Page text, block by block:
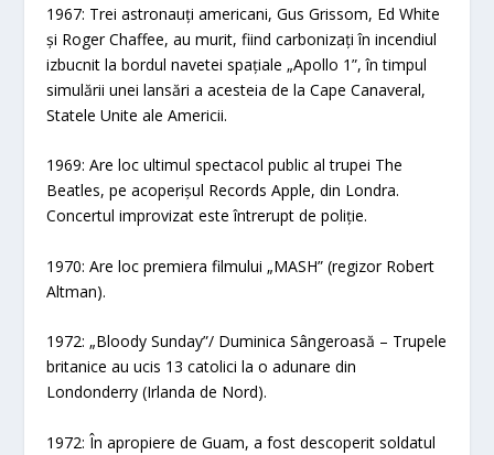
1967: Trei astronauți americani, Gus Grissom, Ed White
și Roger Chaffee, au murit, fiind carbonizați în incendiul
izbucnit la bordul navetei spațiale „Apollo 1”, în timpul
simulării unei lansări a acesteia de la Cape Canaveral,
Statele Unite ale Americii.
1969: Are loc ultimul spectacol public al trupei The
Beatles, pe acoperișul Records Apple, din Londra.
Concertul improvizat este întrerupt de poliție.
1970: Are loc premiera filmului „MASH” (regizor Robert
Altman).
1972: „Bloody Sunday”/ Duminica Sângeroasă – Trupele
britanice au ucis 13 catolici la o adunare din
Londonderry (Irlanda de Nord).
1972: În apropiere de Guam, a fost descoperit soldatul